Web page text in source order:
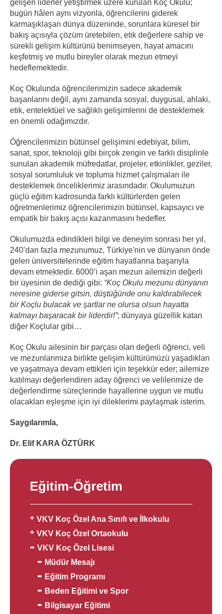
gelişen liderler yetiştirmek üzere kurulan Koç Okulu;
bugün hâ len aynı vizyonla, öğrencilerini giderek
karmaşıklaşan dünya düzeninde, sorunlara küresel bir
bakış açısıyla çözüm üretebilen, etik değerlere sahip ve
sürekli gelişim kültürünü benimseyen, hayat amacını
keşfetmiş ve mutlu bireyler olarak mezun etmeyi
hedeflemektedir.
Koç Okulunda öğrencilerimizin sadece akademik
başarılarını değil, aynı zamanda sosyal, duygusal, ahlaki,
etik, entelektüel ve sağlıklı gelişimlerini de desteklemek
en önemli odağımızdır.
Öğrencilerimizin bütünsel gelişimini edebiyat, bilim,
sanat, spor, teknoloji gibi birçok zengin ve farklı disiplinle
sunulan akademik müfredatlar, projeler, etkinlikler, geziler,
sosyal sorumluluk ve topluma hizmet çalışmaları ile
desteklemek önceliklerimiz arasındadır. Okulumuzun
güçlü eğitim kadrosunda farklı kültürlerden gelen
öğretmenlerimiz öğrencilerimizin bütünsel, kapsayıcı ve
empatik bir bakış açısı kazanmasını hedefler.
Okulumuzda edindikleri bilgi ve deneyim sonrası her yıl,
240’dan fazla mezunumuz, Türkiye'nin ve dünyanın önde
gelen üniversitelerinde eğitim hayatlarına başarıyla
devam etmektedir. 6000’i aşan mezun ailemizin değerli
bir üyesinin de dediği gibi: “Koç Okulu mezunu dünyanın
neresine giderse gitsin, düştüğünde onu kaldırabilecek
bir Koçlu bulacak ve şartlar ne olursa olsun hayatta
kalmayı başaracak bir liderdir!”; dünyaya güzellik katan
diğer Koçlular gibi…
Koç Okulu ailesinin bir parçası olan değerli öğrenci, veli
ve mezunlarımıza birlikte gelişim kültürümüzü yaşadıkları
ve yaşatmaya devam ettikleri için teşekkür eder; ailemize
katılmayı değerlendiren aday öğrenci ve velilerimize de
değerlendirme süreçlerinde hayallerine uygun ve mutlu
olacakları eşleşme için iyi dileklerimi paylaşmak isterim.
Saygılarımla,
Dr. Elif KARA ÖZTÜRK
Eğitim-Öğretim
VKV Koç Özel Ana Sınıfı ve İlkokulu
VKV Koç Özel Ortaokulu
VKV Koç Özel Lisesi
Müdür Mesajı
Eğitim Programı
Beden Eğitimi ve Spor
Bilgisayar Eğitimi